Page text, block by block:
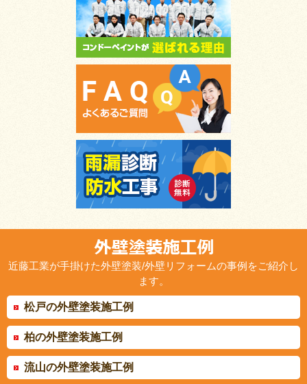
近藤工業が手掛けた外壁塗装/外壁リフォームの事例をご紹介し
ます。
松戸の外壁塗装施工例
柏の外壁塗装施工例
流山の外壁塗装施工例